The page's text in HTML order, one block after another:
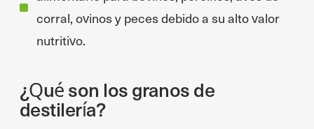
corral, ovinos y peces debido a su alto valor
nutritivo.
¿Qué son los granos de
destilería?